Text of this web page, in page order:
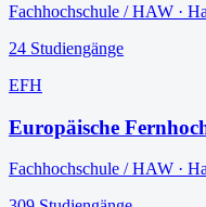
Fachhochschule / HAW ·
24 Studiengänge
EFH
Europäische
Fachhochschule / HAW ·